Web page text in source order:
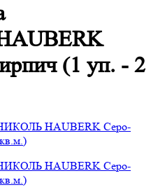
(1 уп. - 2